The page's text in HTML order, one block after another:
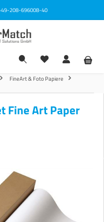
208-696008-40
FineArt & Foto Papiere
Fine Art Paper